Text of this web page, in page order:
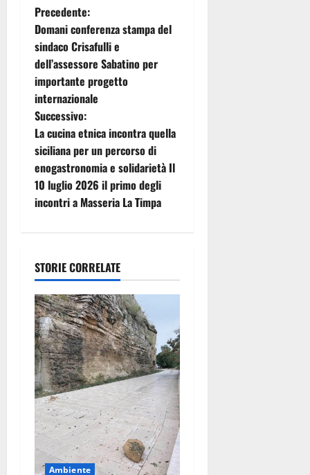
N
a
v
i
g
a
z
n
e
a
r
t
i
c
Precedente:
Domani conferenza stampa del
sindaco Crisafulli e
dell’assessore Sabatino per
importante progetto
internazionale
Successivo:
La cucina etnica incontra quella
siciliana per un percorso di
enogastronomia e solidarietà Il
10 luglio 2026 il primo degli
incontri a Masseria La Timpa
STORIE CORRELATE
Ambiente